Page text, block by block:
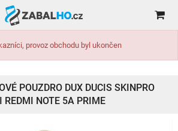
provoz obchodu byl ukončen
POUZDRO DUX DUCIS SKINPRO
REDMI NOTE 5A PRIME